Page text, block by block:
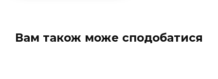
Вам також може сподобатися